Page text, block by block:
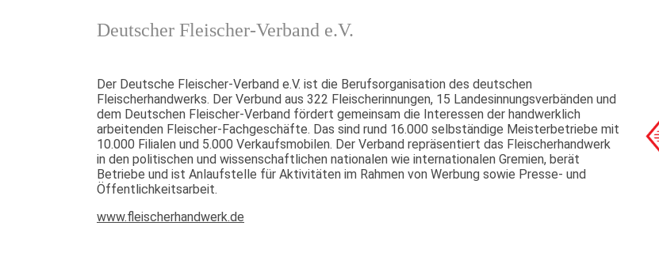
Deutscher Fleischer-Verband e.V.
Der Deutsche Fleischer-Verband e.V. ist die Berufsorganisation des deutschen
Fleischerhandwerks. Der Verbund aus 322 Fleischerinnungen, 15 Landesinnungsverbänden und
dem Deutschen Fleischer-Verband fördert gemeinsam die Interessen der handwerklich
arbeitenden Fleischer-Fachgeschäfte. Das sind rund 16.000 selbständige Meisterbetriebe mit
10.000 Filialen und 5.000 Verkaufsmobilen. Der Verband repräsentiert das Fleischerhandwerk
in den politischen und wissenschaftlichen nationalen wie internationalen Gremien, berät
Betriebe und ist Anlaufstelle für Aktivitäten im Rahmen von Werbung sowie Presse- und
Öffentlichkeitsarbeit.
www.fleischerhandwerk.de